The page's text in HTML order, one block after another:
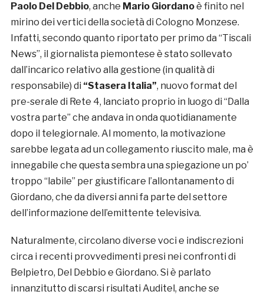
Paolo Del Debbio, anche Mario Giordanoè finito nel
mirino dei vertici della società di Cologno Monzese.
Infatti, secondo quanto riportato per primo da “Tiscali
News”, il giornalista piemontese è stato sollevato
dall’incarico relativo alla gestione (in qualità di
responsabile) di “Stasera Italia”, nuovo format del
pre-serale di Rete 4, lanciato proprio in luogo di “Dalla
vostra parte” che andava in onda quotidianamente
dopo il telegiornale. Al momento, la motivazione
sarebbe legata ad un collegamento riuscito male, ma è
innegabile che questa sembra una spiegazione un po’
troppo “labile” per giustificare l’allontanamento di
Giordano, che da diversi anni fa parte del settore
dell’informazione dell’emittente televisiva.
Naturalmente, circolano diverse voci e indiscrezioni
circa i recenti provvedimenti presi nei confronti di
Belpietro, Del Debbio e Giordano. Si è parlato
innanzitutto di scarsi risultati Auditel, anche se